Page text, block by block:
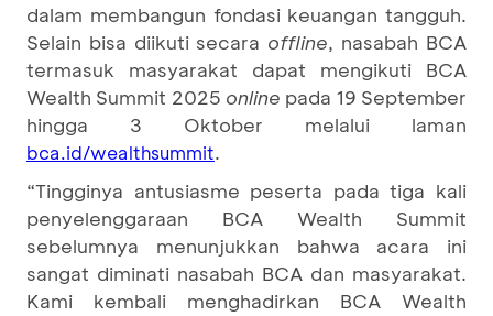
dalam membangun fondasi keuangan tangguh.
Selain bisa diikuti secara offline, nasabah BCA
termasuk masyarakat dapat mengikuti BCA
Wealth Summit 2025 online pada 19 September
hingga 3 Oktober melalui laman
bca.id/wealthsummit.
“Tingginya antusiasme peserta pada tiga kali
penyelenggaraan BCA Wealth Summit
sebelumnya menunjukkan bahwa acara ini
sangat diminati nasabah BCA dan masyarakat.
Kami kembali menghadirkan BCA Wealth